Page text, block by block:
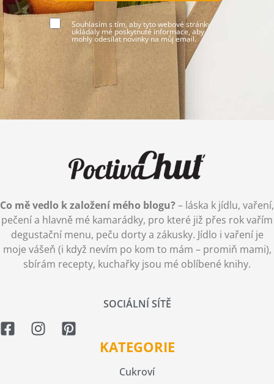
Souhlasím s tím, aby tyto webové stránky
ukládaly mé poskytnuté informace, aby
mohly odesílat novinky na můj email.
Co mě vedlo k založení mého blogu? – láska k jídlu, vaření,
pečení a hlavně mé kamarádky, pro které již přes rok vařím
degustační menu, peču dorty a zákusky. Jídlo i vaření je
moje vášeň (i když nevím po kom to mám – promiň mami),
sbírám recepty, kuchařky jsou mé oblíbené knihy.
SOCIÁLNÍ SÍTĚ
KATEGORIE
Cukroví